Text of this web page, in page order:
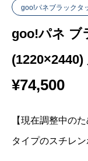
goo!パネブラックタ
goo!パネ ブ
¥74,500
【現在調整中の
タイプのスチレ